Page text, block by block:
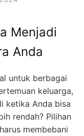
Menjadi
Anda
untuk berbagai
keluarga,
ketika Anda bisa
rendah? Pilihan
membebani